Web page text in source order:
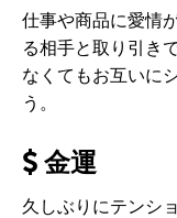
仕事や商品に愛情
る相手と取り引き
なくてもお互いに
う。
金運
久しぶりにテンシ